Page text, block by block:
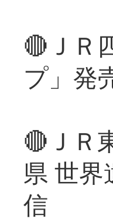
🔴ＪＲ
プ」発
🔴ＪＲ
県 世
信